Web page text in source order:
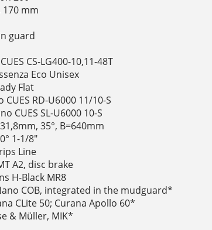
170 mm
guard
CS-LG400-10,11-48T
Eco Unisex
Flat
CUES RD-U6000 11/10-S
CUES SL-U6000 10-S
31,8mm, 35°, B=640mm
1-1/8"
Line
A2, disc brake
H-Black MR8
COB, integrated in the mudguard*
CLite 50; Curana Apollo 60*
& Müller, MIK*